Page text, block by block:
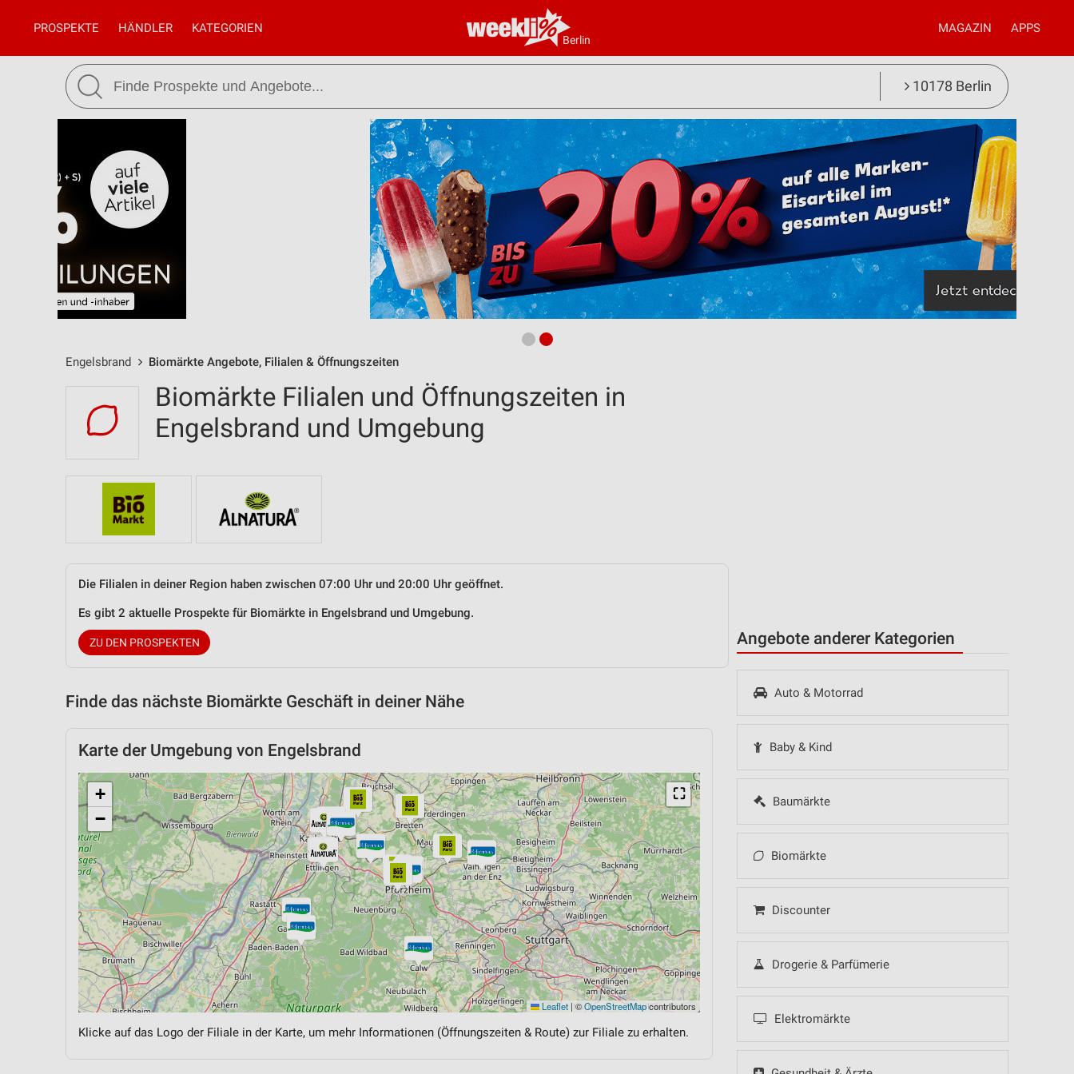
Berlin
PROSPEKTE HÄNDLER KATEGORIEN MAGAZIN APPS
10178 Berlin
Engelsbrand Biomärkte Angebote, Filialen & Öffnungszeiten
Angebote anderer Kategorien
Auto & Motorrad
Baby & Kind
Baumärkte
Biomärkte
Discounter
Drogerie & Parfümerie
Elektromärkte
Biomärkte Filialen und Öffnungszeiten in
Engelsbrand und Umgebung
Die Filialen in deiner Region haben zwischen 07:00 Uhr und 20:00 Uhr geöffnet.
Es gibt 2 aktuelle Prospekte für Biomärkte in Engelsbrand und Umgebung.
ZU DEN PROSPEKTEN
Finde das nächste Biomärkte Geschäft in deiner Nähe
Karte der Umgebung von Engelsbrand
⛶
+
−
Leaflet |©OpenStreetMapcontributors
Klicke auf das Logo der Filiale in der Karte, um mehr Informationen (Öffnungszeiten & Route) zur Filiale zu erhalten.